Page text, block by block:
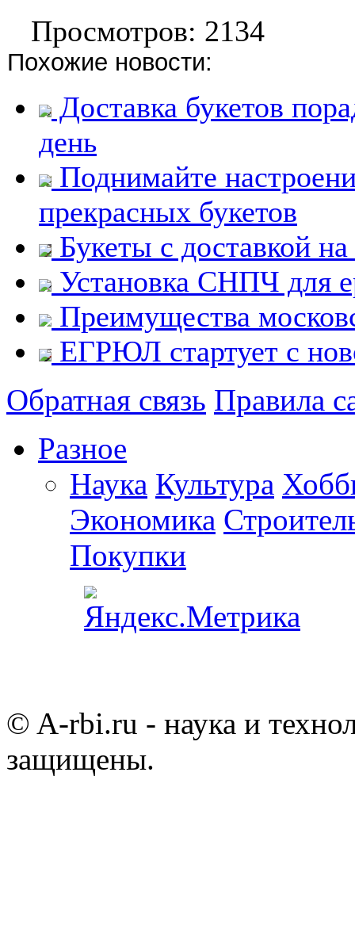
Просмотров: 2134
Похожие новости:
Доставка букетов
день
Поднимайте
прекрасных букетов
Букеты с доставкой на
Установка СНПЧ для
Преимущества
ЕГРЮЛ стартует с
Обратная связь Правила
Разное
Наука Культура
Экономика
Покупки
© A-rbi.ru - наука и
защищены.